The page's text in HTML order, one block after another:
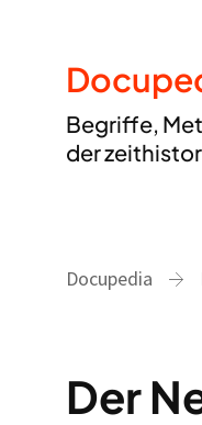
Begriffe,
der
Docupedia
Der